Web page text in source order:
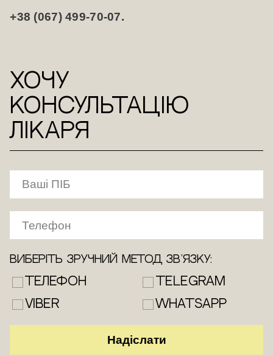
+38 (067) 499-70-07.
ХОЧУ
КОНСУЛЬТАЦіЮ
лікаря
Виберіть зручний метод зв’язку:
Телефон
Telegram
Viber
WhatsApp